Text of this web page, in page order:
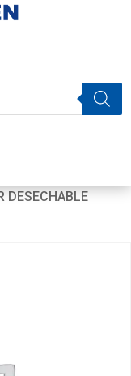
DESECHABLE